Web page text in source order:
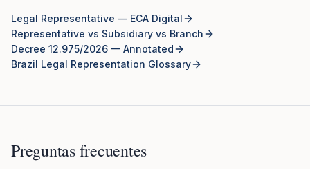
Legal Representative — ECA Digital
Representative vs Subsidiary vs Branch
Decree 12.975/2026 — Annotated
Brazil Legal Representation Glossary
Preguntas frecuentes